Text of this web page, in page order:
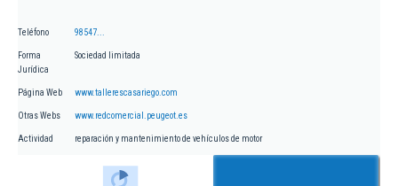
Teléfono 98547...
Forma
Jurídica
Sociedad limitada
Página Web www.tallerescasariego.com
Otras Webs www.redcomercial.peugeot.es
Actividad reparación y mantenimiento de vehículos de motor